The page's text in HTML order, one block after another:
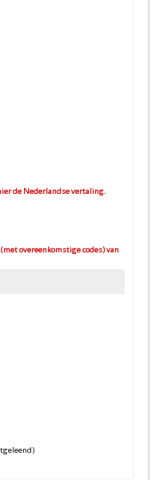
de Nederlandse vertaling.
overeenkomstige codes) van